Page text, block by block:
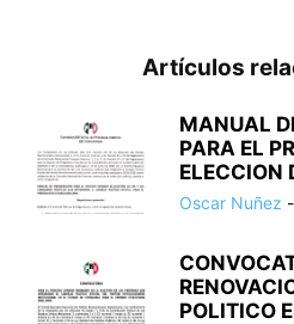
Artículos
MANUAL
PARA EL
ELECCION
Oscar Nuñez -
POLITICO